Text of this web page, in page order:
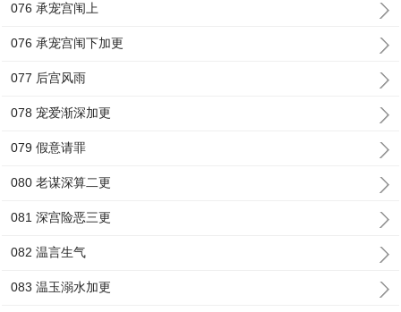
076 承宠宫闱上
076 承宠宫闱下加更
077 后宫风雨
078 宠爱渐深加更
079 假意请罪
080 老谋深算二更
081 深宫险恶三更
082 温言生气
083 温玉溺水加更